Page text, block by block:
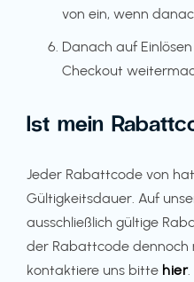
von ein, wenn
Danach auf
Checkout
Ist mein
Jeder Rabattcode von
Gültigkeitsdauer. Auf
ausschließlich gültige
der Rabattcode dennoch
kontaktiere uns bitte hier.